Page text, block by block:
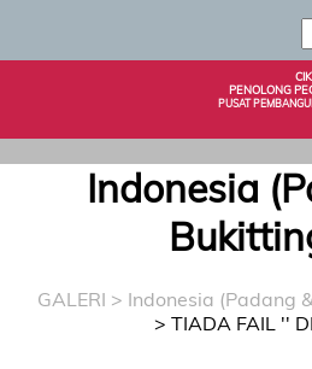
PENOLONG
PUSAT
Indonesia
GALERI > Indonesia (Padang
> TIADA FAIL ''